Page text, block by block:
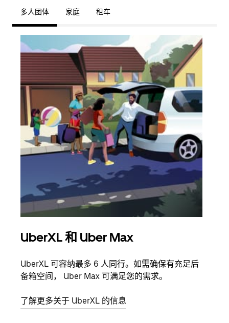
多人团体 家庭 租车
UberXL 和 Uber Max
UberXL 可容纳最多 6 人同行。如需确保有充足后
备箱空间， Uber Max 可满足您的需求。
了解更多关于 UberXL 的信息